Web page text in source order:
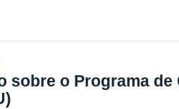
sobre o Programa de